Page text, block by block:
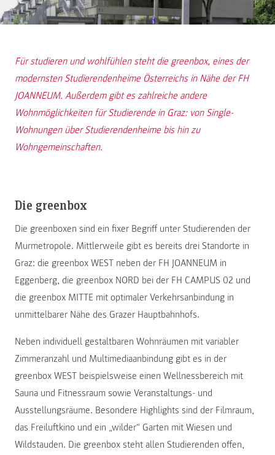
Für studieren und wohlfühlen steht die greenbox, eines der
modernsten Studierendenheime Österreichs in Nähe der FH
JOANNEUM. Außerdem gibt es zahlreiche andere
Wohnmöglichkeiten für Studierende in Graz: von Single-
Wohnungen über Studierendenheime bis hin zu
Wohngemeinschaften.
Die greenbox
Die greenboxen sind ein fixer Begriff unter Studierenden der
Murmetropole. Mittlerweile gibt es bereits drei Standorte in
Graz: die greenbox WEST neben der FH JOANNEUM in
Eggenberg, die greenbox NORD bei der FH CAMPUS 02 und
die greenbox MITTE mit optimaler Verkehrsanbindung in
unmittelbarer Nähe des Grazer Hauptbahnhofs.
Neben individuell gestaltbaren Wohnräumen mit variabler
Zimmeranzahl und Multimediaanbindung gibt es in der
greenbox WEST beispielsweise einen Wellnessbereich mit
Sauna und Fitnessraum sowie Veranstaltungs- und
Ausstellungsräume. Besondere Highlights sind der Filmraum,
das Freiluftkino und ein „wilder“ Garten mit Wiesen und
Wildstauden. Die greenbox steht allen Studierenden offen,